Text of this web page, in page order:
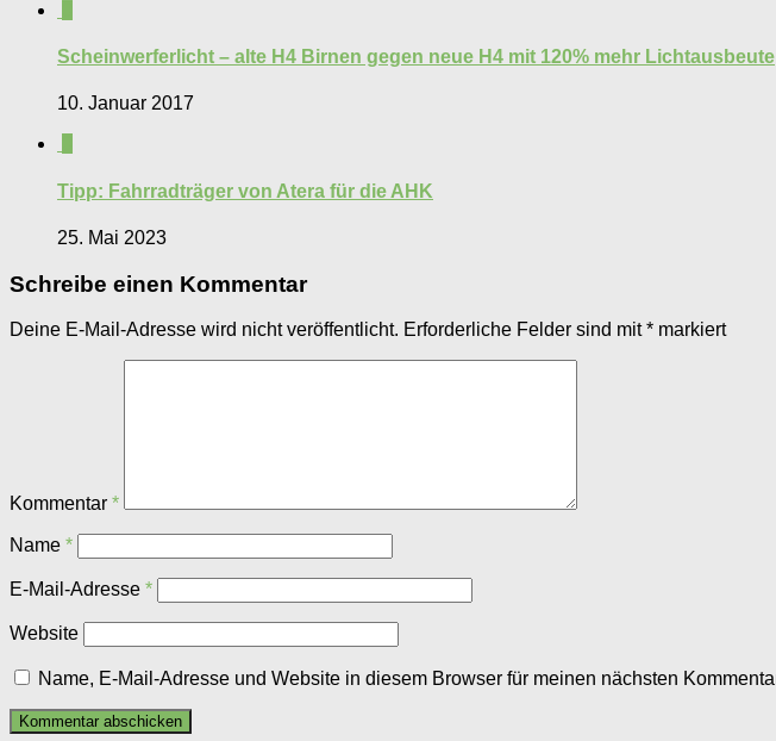
Scheinwerferlicht – alte H4 Birnen gegen neue H4 mit 120% mehr Lichtausbeute
10. Januar 2017
Tipp: Fahrradträger von Atera für die AHK
25. Mai 2023
Schreibe einen Kommentar
Deine E-Mail-Adresse wird nicht veröffentlicht. Erforderliche Felder sind mit* markiert
Kommentar *
Name *
E-Mail-Adresse *
Website
Name, E-Mail-Adresse und Website in diesem Browser für meinen nächsten